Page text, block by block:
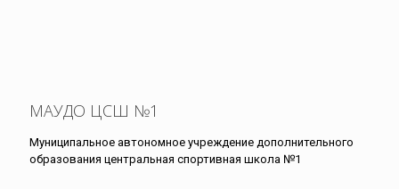
МАУДО ЦСШ №1
Муниципальное автономное учреждение дополнительного
образования центральная спортивная школа №1